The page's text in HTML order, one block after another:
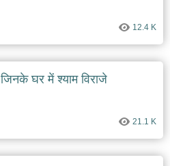
12.4 K
जिनके घर में श्याम विराजे
21.1 K